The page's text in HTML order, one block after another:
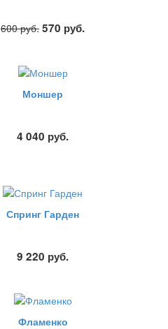
600руб. 570 руб.
Моншер
4 040 руб.
Спринг Гарден
9 220 руб.
Фламенко